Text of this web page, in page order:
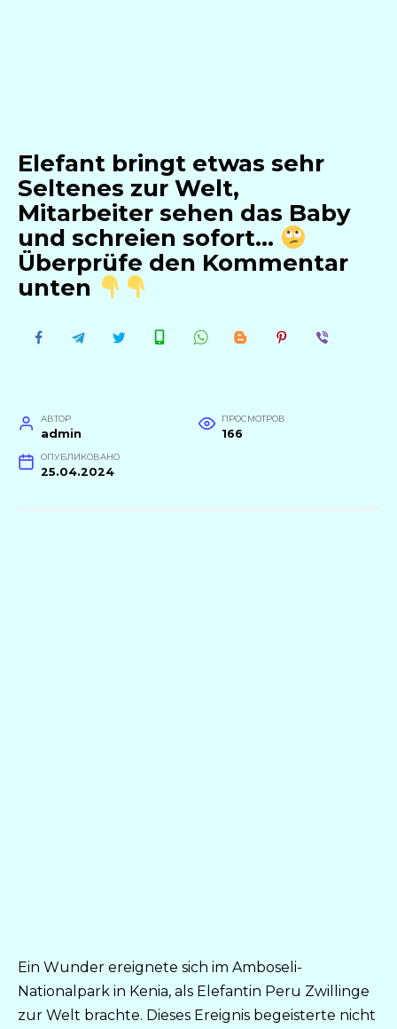
Elefant bringt etwas sehr
Seltenes zur Welt,
Mitarbeiter sehen das Baby
und schreien sofort…
Überprüfe den Kommentar
unten
АВТОР
admin
ПРОСМОТРОВ
166
ОПУБЛИКОВАНО
25.04.2024
Ein Wunder ereignete sich im Amboseli-
Nationalpark in Kenia, als Elefantin Peru Zwillinge
zur Welt brachte. Dieses Ereignis begeisterte nicht